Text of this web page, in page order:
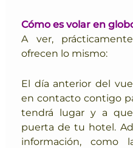
Cómo es volar en
A ver,
ofrecen lo mismo:
El día anterior del
en contacto contigo
tendrá lugar y a
puerta de tu hotel.
información, como